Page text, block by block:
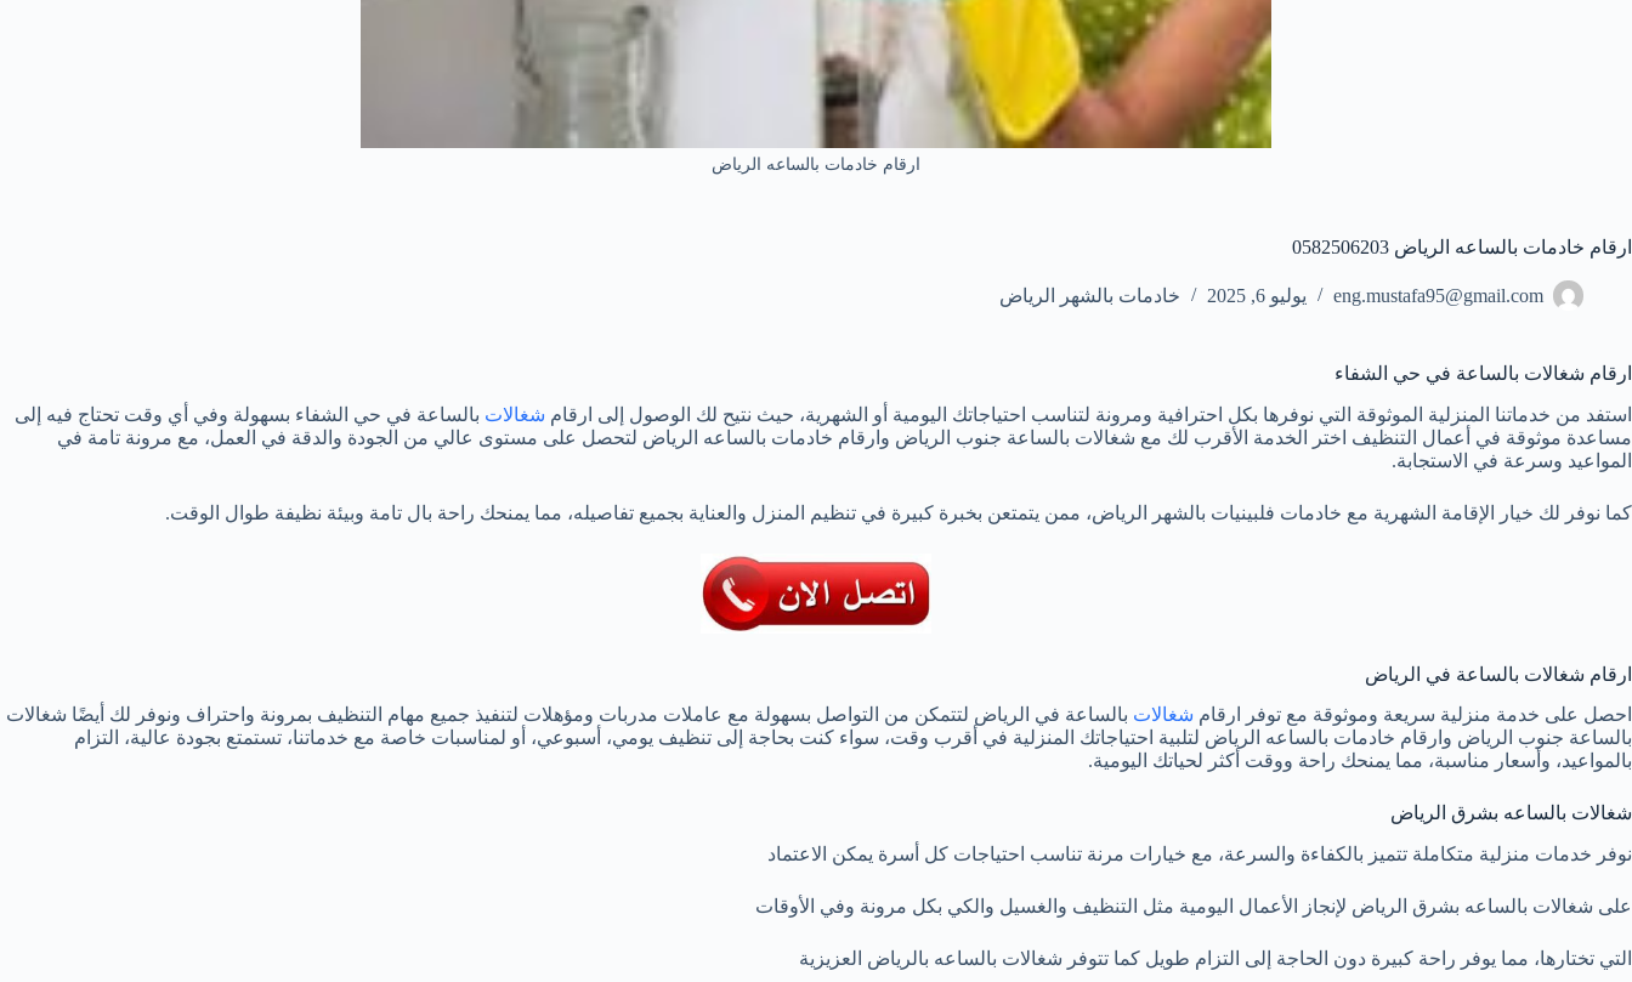
ارقام خادمات بالساعه الرياض
ارقام خادمات بالساعه الرياض 0582506203
eng.mustafa95@gmail.com يوليو 6, 2025 خادمات بالشهر الرياض
ارقام شغالات بالساعة في حي الشفاء
استفد من خدماتنا المنزلية الموثوقة التي نوفرها بكل احترافية ومرونة لتناسب احتياجاتك اليومية أو الشهرية، حيث نتيح لك الوصول إلى ارقام شغالات بالساعة في حي الشفاء بسهولة وفي أي وقت تحتاج فيه إلى
مساعدة موثوقة في أعمال التنظيف اختر الخدمة الأقرب لك مع شغالات بالساعة جنوب الرياض وارقام خادمات بالساعه الرياض لتحصل على مستوى عالي من الجودة والدقة في العمل، مع مرونة تامة في
المواعيد وسرعة في الاستجابة.
كما نوفر لك خيار الإقامة الشهرية مع خادمات فلبينيات بالشهر الرياض، ممن يتمتعن بخبرة كبيرة في تنظيم المنزل والعناية بجميع تفاصيله، مما يمنحك راحة بال تامة وبيئة نظيفة طوال الوقت.
ارقام شغالات بالساعة في الرياض
احصل على خدمة منزلية سريعة وموثوقة مع توفر ارقام شغالات بالساعة في الرياض لتتمكن من التواصل بسهولة مع عاملات مدربات ومؤهلات لتنفيذ جميع مهام التنظيف بمرونة واحتراف ونوفر لك أيضًا شغالات
بالساعة جنوب الرياض وارقام خادمات بالساعه الرياض لتلبية احتياجاتك المنزلية في أقرب وقت، سواء كنت بحاجة إلى تنظيف يومي، أسبوعي، أو لمناسبات خاصة مع خدماتنا، تستمتع بجودة عالية، التزام
بالمواعيد، وأسعار مناسبة، مما يمنحك راحة ووقت أكثر لحياتك اليومية.
شغالات بالساعه بشرق الرياض
نوفر خدمات منزلية متكاملة تتميز بالكفاءة والسرعة، مع خيارات مرنة تناسب احتياجات كل أسرة يمكن الاعتماد
على شغالات بالساعه بشرق الرياض لإنجاز الأعمال اليومية مثل التنظيف والغسيل والكي بكل مرونة وفي الأوقات
التي تختارها، مما يوفر راحة كبيرة دون الحاجة إلى التزام طويل كما تتوفر شغالات بالساعه بالرياض العزيزية